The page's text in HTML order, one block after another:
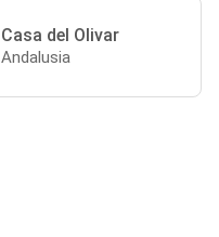
Casa del Olivar
Andalusia